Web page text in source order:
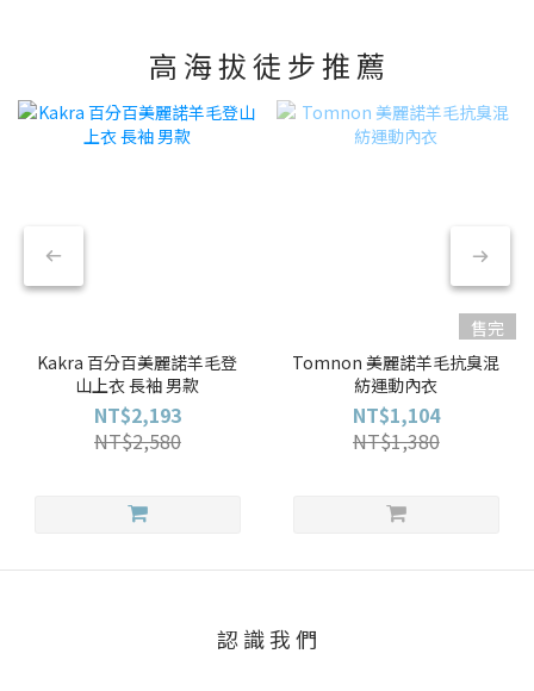
高 海 拔 徒 步 推 薦
Kakra 百分百美麗諾羊毛登
山上衣 長袖 男款
NT$2,193
NT$2,580
售完
Tomnon 美麗諾羊毛抗臭混
紡運動內衣
NT$1,104
NT$1,380
認 識 我 們